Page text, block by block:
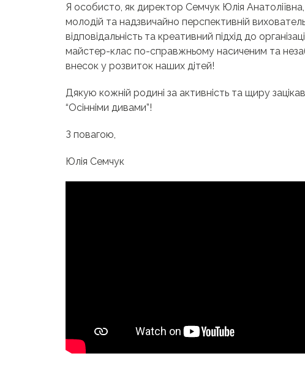
Я особисто, як директор Семчук Юлія
молодій та надзвичайно перспективній
відповідальність та креативний підхід до
майстер-клас по-справжньому насиченим та
внесок у розвиток наших дітей!
Дякую кожній родині за активність та щиру
“Осінніми дивами”!
З повагою,
Юлія Семчук